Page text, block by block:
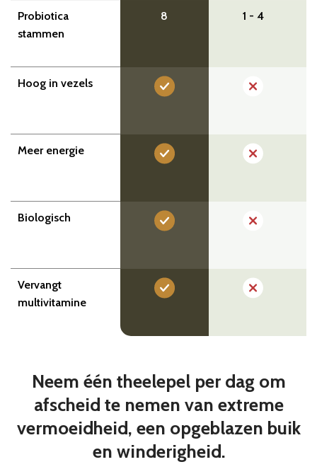
Probiotica
stammen
8 1 - 4
Hoog in vezels
Meer energie
Biologisch
Vervangt
multivitamine
Neem één theelepel per dag om
afscheid te nemen van extreme
vermoeidheid, een opgeblazen buik
en winderigheid.